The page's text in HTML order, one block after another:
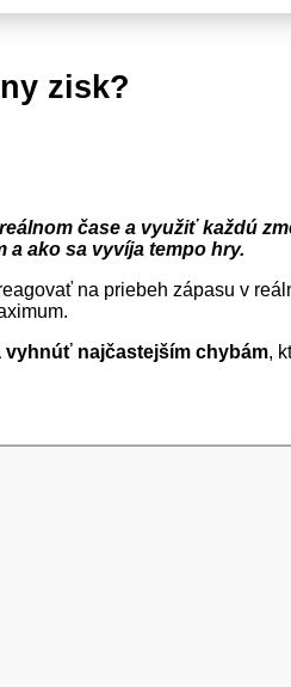
zisk?
čase a využiť každú
a ako sa vyvíja tempo hry.
na priebeh zápasu v
vyhnúť najčastejším chybám,